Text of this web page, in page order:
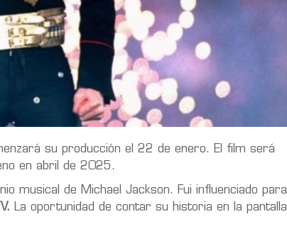
su producción el 22 de enero. El film será
en abril de 2025.
musical de Michael Jackson. Fui influenciado para
La oportunidad de contar su historia en la pantalla